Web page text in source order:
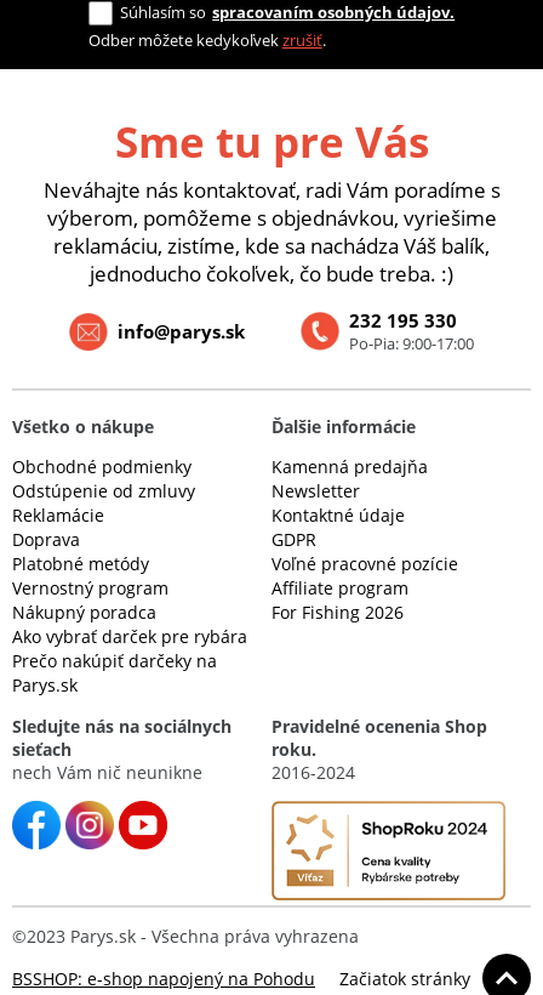
Súhlasím so spracovaním osobných údajov.
Odber môžete kedykoľvekzrušiť.
Sme tu pre Vás
Neváhajte nás kontaktovať, radi Vám poradíme s
výberom, pomôžeme s objednávkou, vyriešime
reklamáciu, zistíme, kde sa nachádza Váš balík,
jednoducho čokoľvek, čo bude treba. :)
232 195 330
Po-Pia: 9:00-17:00
info@parys.sk
Všetko o nákupe
Obchodné podmienky
Odstúpenie od zmluvy
Reklamácie
Doprava
Platobné metódy
Vernostný program
Nákupný poradca
Ako vybrať darček pre rybára
Prečo nakúpiť darčeky na
Parys.sk
Ďalšie informácie
Kamenná predajňa
Newsletter
Kontaktné údaje
GDPR
Voľné pracovné pozície
Affiliate program
For Fishing 2026
Sledujte nás na sociálnych
sieťach
nech Vám nič neunikne
Pravidelné ocenenia Shop
roku.
2016-2024
©2023 Parys.sk - Všechna práva vyhrazena
BSSHOP: e-shop napojený na Pohodu
Začiatok stránky